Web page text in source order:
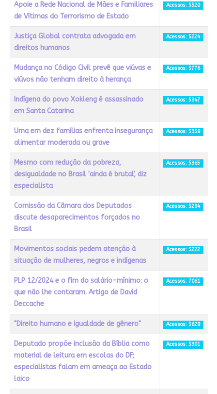
Apoie a Rede Nacional de Mães e Familiares
de Vítimas do Terrorismo de Estado
Acessos: 5520
Justiça Global contrata advogada em
direitos humanos
Acessos: 5224
Mudança no Código Civil prevê que viúvas e
viúvos não tenham direito à herança
Acessos: 5776
Indígena do povo Xokleng é assassinado
em Santa Catarina
Acessos: 5347
Uma em dez famílias enfrenta insegurança
alimentar moderada ou grave
Acessos: 5359
Mesmo com redução da pobreza,
desigualdade no Brasil 'ainda é brutal', diz
especialista
Acessos: 5365
Comissão da Câmara dos Deputados
discute desaparecimentos forçados no
Brasil
Acessos: 5294
Movimentos sociais pedem atenção à
situação de mulheres, negros e indígenas
Acessos: 5222
PLP 12/2024 e o fim do salário-mínimo: o
que não lhe contaram. Artigo de David
Deccache
Acessos: 7061
"Direito humano e igualdade de gênero" Acessos: 5629
Deputado propõe inclusão da Bíblia como
material de leitura em escolas do DF;
especialistas falam em ameaça ao Estado
laico
Acessos: 5301